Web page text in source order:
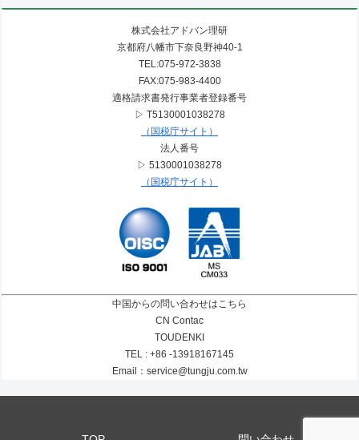
株式会社アドバン理研
京都府八幡市下奈良野神40-1
TEL:075-972-3838
FAX:075-983-4400
適格請求書発行事業者登録番号
▷ T5130001038278
（国税庁サイト）
法人番号
▷ 5130001038278
（国税庁サイト）
中国からの問い合わせはこちら
CN Contac
TOUDENKI
TEL : +86 -13918167145
Email：service@tungju.com.tw